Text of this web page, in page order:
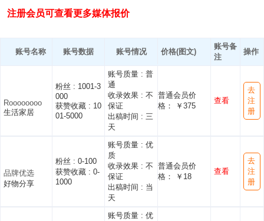
注册会员可查看更多媒体报价
账号名称 账号数据 账号情况 价格(图文)
账号备
注
操作
Roooooooo
生活家居
粉丝 : 1001-3
000
获赞收藏 : 10
01-5000
账号质量 : 普
通
收录效果 : 不
保证
出稿时间 : 三
天
普通会员价
格： ￥375
查看
去
注
册
品牌优选
好物分享
粉丝 : 0-100
获赞收藏 : 0-
1000
账号质量 : 优
质
收录效果 : 不
保证
出稿时间 : 当
天
普通会员价
格： ￥18
查看
去
注
册
账号质量 : 优